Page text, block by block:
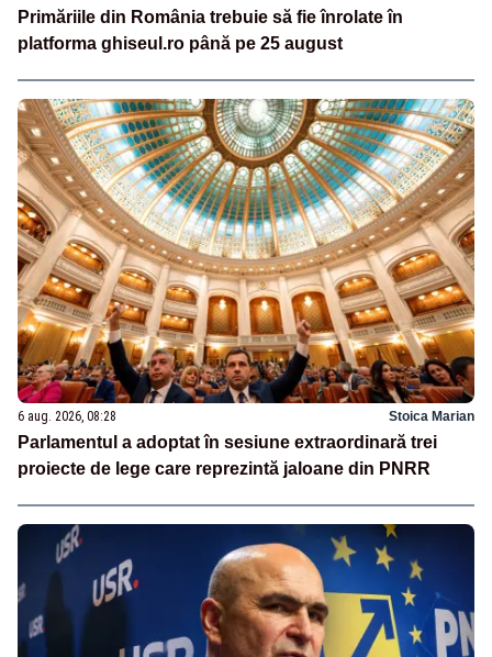
Primăriile din România trebuie să fie înrolate în
platforma ghiseul.ro până pe 25 august
6 aug. 2026, 08:28 Stoica Marian
Parlamentul a adoptat în sesiune extraordinară trei
proiecte de lege care reprezintă jaloane din PNRR